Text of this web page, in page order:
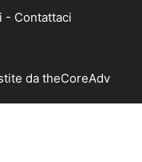
- Contattaci
da theCoreAdv